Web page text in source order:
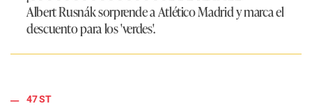
Albert Rusnák sorprende a Atlético Madrid y marca el
descuento para los 'verdes'.
47 ST